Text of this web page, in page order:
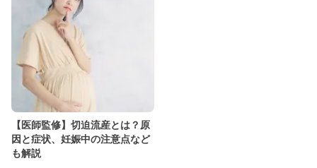
【医師監修】切迫流産とは？原
因と症状、妊娠中の注意点など
も解説